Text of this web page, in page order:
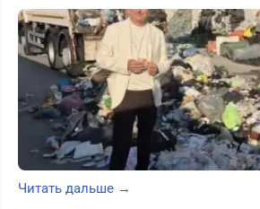
Читать дальше →